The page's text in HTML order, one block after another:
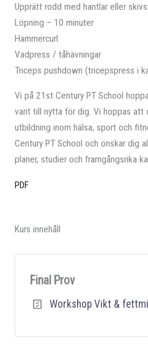
Upprätt rodd med hantlar eller
Löpning – 10 minuter
Hammercurl
Vadpress / tåhävningar
Triceps pushdown (tricepspress i
Vi på 21st Century PT School
varit till nytta för dig. Vi hoppas
utbildning inom hälsa, sport och
Century PT School och önskar dig
planer, studier och framgångsrika
PDF
Kurs innehåll
Final Prov
Workshop Vikt &